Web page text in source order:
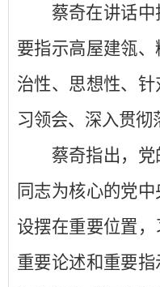
蔡奇在讲话
要指示高屋建瓴
治性、思想性、
习领会、深入贯彻
蔡奇指出，
同志为核心的党
设摆在重要位置
重要论述和重要